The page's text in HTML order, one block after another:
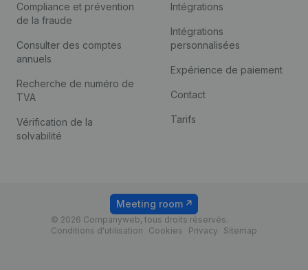
Compliance et prévention
de la fraude
Consulter des comptes
annuels
Recherche de numéro de
TVA
Vérification de la
solvabilité
Intégrations
Intégrations
personnalisées
Expérience de paiement
Contact
Tarifs
© 2026 Companyweb, tous droits réservés.
Conditions d'utilisation
Cookies Privacy Sitemap
Meeting room